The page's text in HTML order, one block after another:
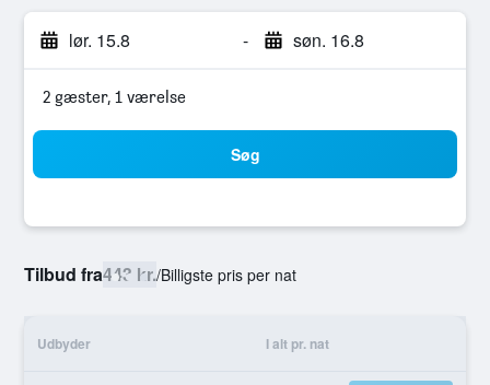
lør. 15.8 - søn. 16.8
2 gæster, 1 værelse
Søg
Tilbud fra443 kr./Billigste pris per nat
Udbyder I alt pr. nat